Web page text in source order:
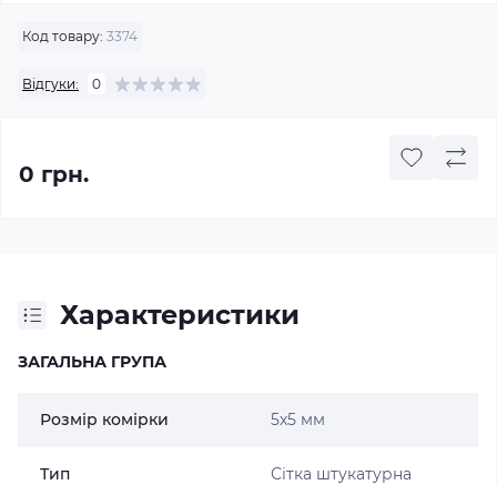
Код товару: 3374
Відгуки: 0
0 грн.
Характеристики
ЗАГАЛЬНА ГРУПА
Розмір комірки 5x5 мм
Тип Сітка штукатурна